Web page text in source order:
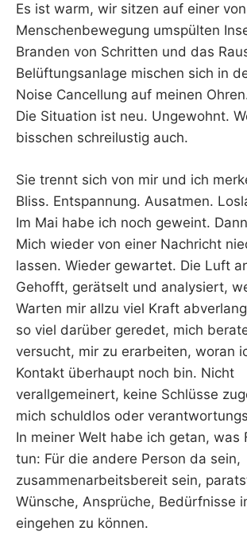
Es ist warm, wir sitzen auf einer von
Menschenbewegung umspülten
Branden von Schritten und das
Belüftungsanlage mischen sich in
Noise Cancellung auf meinen
Die Situation ist neu. Ungewohnt.
bisschen schreilustig auch.
Sie trennt sich von mir und ich
Bliss. Entspannung. Ausatmen.
Im Mai habe ich noch geweint.
Mich wieder von einer Nachricht
lassen. Wieder gewartet. Die Luft
Gehofft, gerätselt und analysiert,
Warten mir allzu viel Kraft
so viel darüber geredet, mich
versucht, mir zu erarbeiten, woran
Kontakt überhaupt noch bin. Nicht
verallgemeinert, keine Schlüsse
mich schuldlos oder
In meiner Welt habe ich getan, was
tun: Für die andere Person da sein,
zusammenarbeitsbereit sein,
Wünsche, Ansprüche, Bedürfnisse
eingehen zu können.